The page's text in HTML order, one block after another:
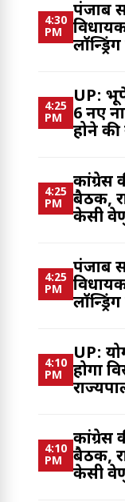
4:30
PM
पंजाब
4:25
PM
UP:
6 नए
होने
4:25
PM
कांग्रेस
बैठक,
केसी
4:25
PM
पंजाब
4:10
PM
UP:
होगा
4:10
PM
कांग्रेस
बैठक,
केसी